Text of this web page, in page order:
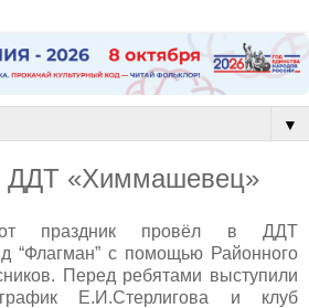
▼
ДДТ «Химмашевец»
праздник провёл в ДДТ
“Флагман” с помощью Районного
Перед ребятами выступили
Е.И.Стерлигова и клуб